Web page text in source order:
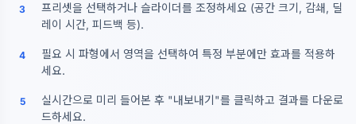
3
프리셋을 선택하거나 슬라이더를 조정하세요 (공간 크기, 감쇄, 딜
레이 시간, 피드백 등).
4
필요 시 파형에서 영역을 선택하여 특정 부분에만 효과를 적용하
세요.
5
실시간으로 미리 들어본 후 "내보내기"를 클릭하고 결과를 다운로
드하세요.